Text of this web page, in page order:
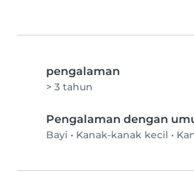
pengalaman
> 3 tahun
Pengalaman dengan
Bayi • Kanak-kanak kecil •